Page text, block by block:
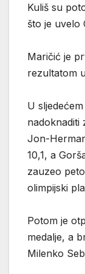
Kuliš su
što je uvelo
Maričić je
rezultatom
U
nadoknaditi
Jon-
10,1, a
zauzeo
olimpijski
Potom je
medalje, a
Milenko